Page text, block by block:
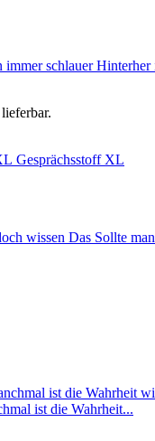
Hinterher
Gesprächsstoff XL
Das Sollte
ist die Wahrheit...